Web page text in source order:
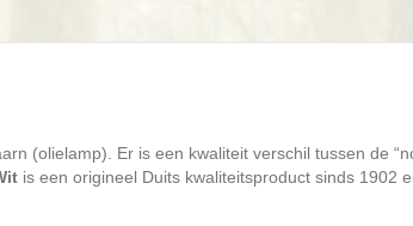
(olielamp). Er is een kwaliteit verschil tussen de
is een origineel Duits kwaliteitsproduct sinds 1902